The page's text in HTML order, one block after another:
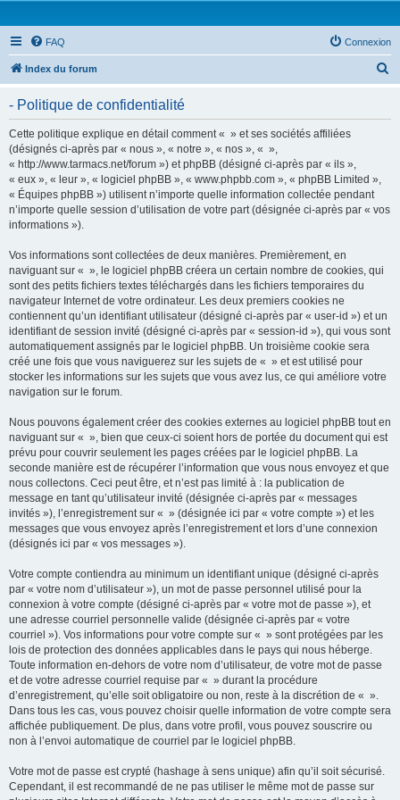
FAQ Connexion
Index du forum
- Politique de confidentialité
Cette politique explique en détail comment « » et ses sociétés affiliées
(désignés ci-après par « nous », « notre », « nos », « »,
« http://www.tarmacs.net/forum ») et phpBB (désigné ci-après par « ils »,
« eux », « leur », « logiciel phpBB », « www.phpbb.com », « phpBB Limited »,
« Équipes phpBB ») utilisent n’importe quelle information collectée pendant
n’importe quelle session d’utilisation de votre part (désignée ci-après par « vos
informations »).
Vos informations sont collectées de deux manières. Premièrement, en
naviguant sur « », le logiciel phpBB créera un certain nombre de cookies, qui
sont des petits fichiers textes téléchargés dans les fichiers temporaires du
navigateur Internet de votre ordinateur. Les deux premiers cookies ne
contiennent qu’un identifiant utilisateur (désigné ci-après par « user-id ») et un
identifiant de session invité (désigné ci-après par « session-id »), qui vous sont
automatiquement assignés par le logiciel phpBB. Un troisième cookie sera
créé une fois que vous naviguerez sur les sujets de « » et est utilisé pour
stocker les informations sur les sujets que vous avez lus, ce qui améliore votre
navigation sur le forum.
Nous pouvons également créer des cookies externes au logiciel phpBB tout en
naviguant sur « », bien que ceux-ci soient hors de portée du document qui est
prévu pour couvrir seulement les pages créées par le logiciel phpBB. La
seconde manière est de récupérer l’information que vous nous envoyez et que
nous collectons. Ceci peut être, et n’est pas limité à : la publication de
message en tant qu’utilisateur invité (désignée ci-après par « messages
invités »), l’enregistrement sur « » (désignée ici par « votre compte ») et les
messages que vous envoyez après l’enregistrement et lors d’une connexion
(désignés ici par « vos messages »).
Votre compte contiendra au minimum un identifiant unique (désigné ci-après
par « votre nom d’utilisateur »), un mot de passe personnel utilisé pour la
connexion à votre compte (désigné ci-après par « votre mot de passe »), et
une adresse courriel personnelle valide (désignée ci-après par « votre
courriel »). Vos informations pour votre compte sur « » sont protégées par les
lois de protection des données applicables dans le pays qui nous héberge.
Toute information en-dehors de votre nom d’utilisateur, de votre mot de passe
et de votre adresse courriel requise par « » durant la procédure
d’enregistrement, qu’elle soit obligatoire ou non, reste à la discrétion de « ».
Dans tous les cas, vous pouvez choisir quelle information de votre compte sera
affichée publiquement. De plus, dans votre profil, vous pouvez souscrire ou
non à l’envoi automatique de courriel par le logiciel phpBB.
Votre mot de passe est crypté (hashage à sens unique) afin qu’il soit sécurisé.
Cependant, il est recommandé de ne pas utiliser le même mot de passe sur